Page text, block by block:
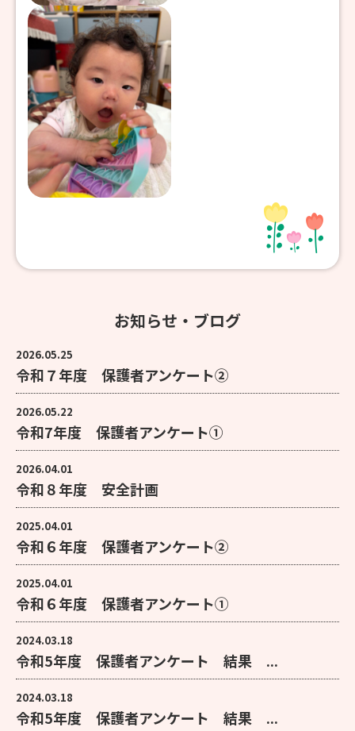
お知らせ・ブログ
2026.05.25
令和７年度 保護者アンケート②
2026.05.22
令和7年度 保護者アンケート①
2026.04.01
令和８年度 安全計画
2025.04.01
令和６年度 保護者アンケート②
2025.04.01
令和６年度 保護者アンケート①
2024.03.18
令和5年度 保護者アンケート 結果 ...
2024.03.18
令和5年度 保護者アンケート 結果 ...